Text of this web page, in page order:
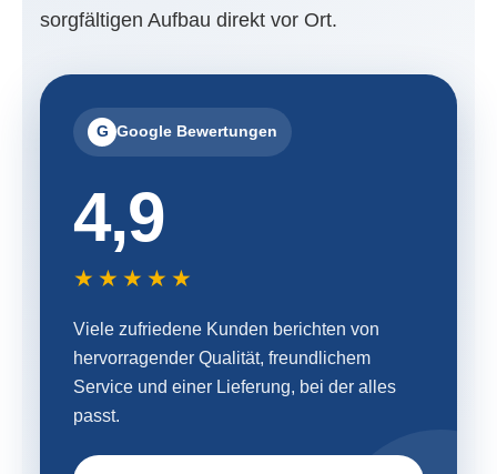
sorgfältigen Aufbau direkt vor Ort.
G Google Bewertungen
4,9
★★★★★
Viele zufriedene Kunden berichten von
hervorragender Qualität, freundlichem
Service und einer Lieferung, bei der alles
passt.